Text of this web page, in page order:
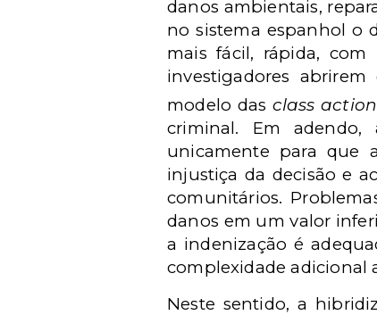
danos ambientais,
no sistema espanhol o
mais fácil, rápida,
investigadores
modelo das class
criminal. Em adendo,
unicamente para que
injustiça da decisão e
comunitários.
danos em um valor
a indenização é
complexidade adicional
Neste sentido, a